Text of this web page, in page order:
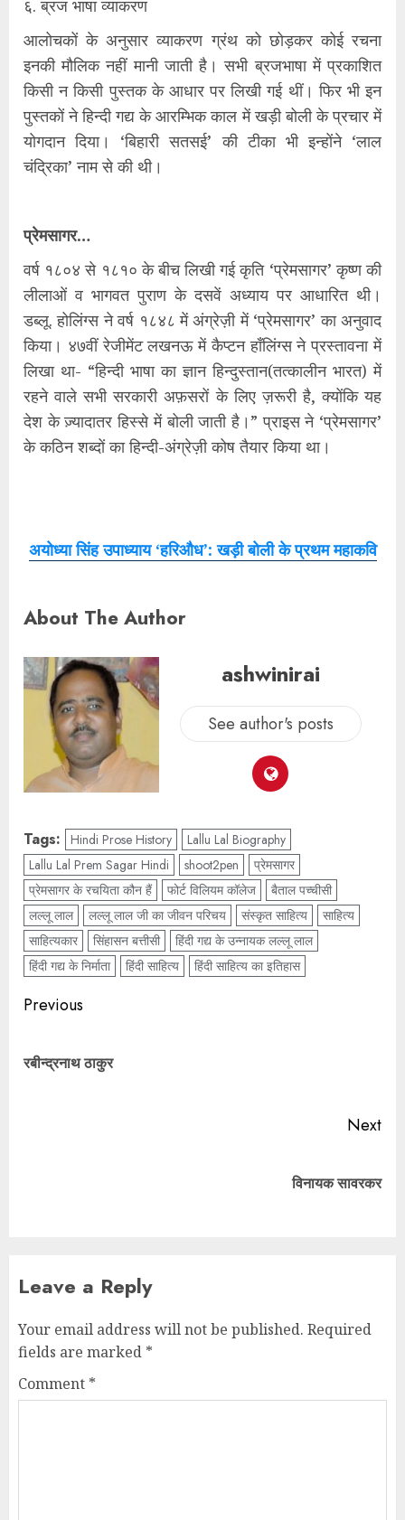
६. ब्रज भाषा व्याकरण
आलोचकों के अनुसार व्याकरण ग्रंथ को छोड़कर कोई रचना
इनकी मौलिक नहीं मानी जाती है। सभी ब्रजभाषा में प्रकाशित
किसी न किसी पुस्तक के आधार पर लिखी गई थीं। फिर भी इन
पुस्तकों ने हिन्दी गद्य के आरम्भिक काल में खड़ी बोली के प्रचार में
योगदान दिया। ‘बिहारी सतसई’ की टीका भी इन्होंने ‘लाल
चंद्रिका’ नाम से की थी।
प्रेमसागर…
वर्ष १८०४ से १८१० के बीच लिखी गई कृति ‘प्रेमसागर’ कृष्ण की
लीलाओं व भागवत पुराण के दसवें अध्याय पर आधारित थी।
डब्लू. होलिंग्स ने वर्ष १८४८ में अंग्रेज़ी में ‘प्रेमसागर’ का अनुवाद
किया। ४७वीं रेजीमेंट लखनऊ में कैप्टन हाँलिंग्स ने प्रस्तावना में
लिखा था- “हिन्दी भाषा का ज्ञान हिन्दुस्तान(तत्कालीन भारत) में
रहने वाले सभी सरकारी अफ़सरों के लिए ज़रूरी है, क्योंकि यह
देश के ज़्यादातर हिस्से में बोली जाती है।” प्राइस ने ‘प्रेमसागर’
के कठिन शब्दों का हिन्दी-अंग्रेज़ी कोष तैयार किया था।
अयोध्या सिंह उपाध्याय ‘हरिऔध’: खड़ी बोली के प्रथम महाकवि
About The Author
ashwinirai
See author's posts
Tags: Hindi Prose History
Lallu Lal Biography
Lallu Lal Prem Sagar Hindi
shoot2pen
प्रेमसागर
प्रेमसागर के रचयिता कौन हैं
फोर्ट विलियम कॉलेज
बैताल पच्चीसी
लल्लू लाल
लल्लू लाल जी का जीवन परिचय संस्कृत साहित्य
साहित्य
साहित्यकार
सिंहासन बत्तीसी
हिंदी गद्य के उन्नायक लल्लू लाल
हिंदी गद्य के निर्माता
हिंदी साहित्य हिंदी साहित्य का इतिहास
Previous
रबीन्द्रनाथ ठाकुर
Next
विनायक सावरकर
Leave a Reply
Your email address will not be published. Required
fields are marked *
Comment *